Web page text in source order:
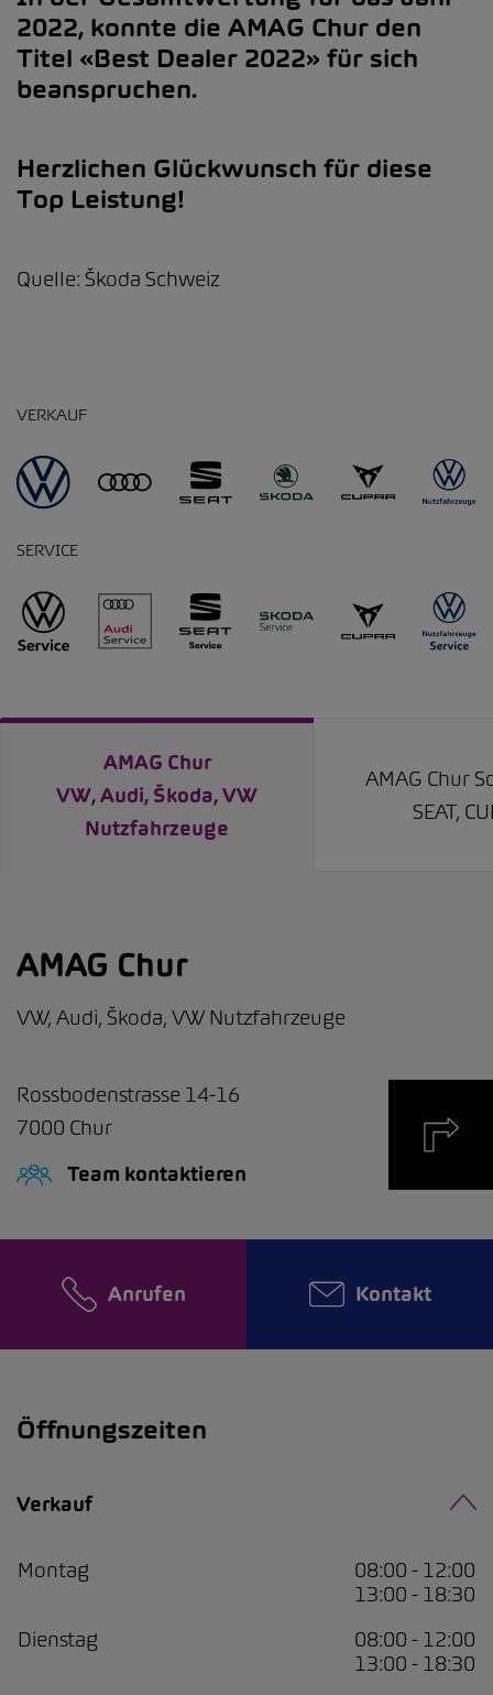
2022, konnte die AMAG Chur den
Titel «Best Dealer 2022» für sich
beanspruchen.
Herzlichen Glückwunsch für diese
Top Leistung!
Quelle: Škoda Schweiz
VERKAUF
SERVICE
AMAG Chur
VW, Audi, Škoda, VW
Nutzfahrzeuge
AMAG Chur
SEAT,
AMAG Chur
VW, Audi, Škoda, VW Nutzfahrzeuge
Rossbodenstrasse 14-16
7000 Chur
Team kontaktieren
Anrufen Kontakt
Öffnungszeiten
Verkauf
Montag
08:00 - 12:00
13:00 - 18:30
Dienstag
08:00 - 12:00
13:00 - 18:30